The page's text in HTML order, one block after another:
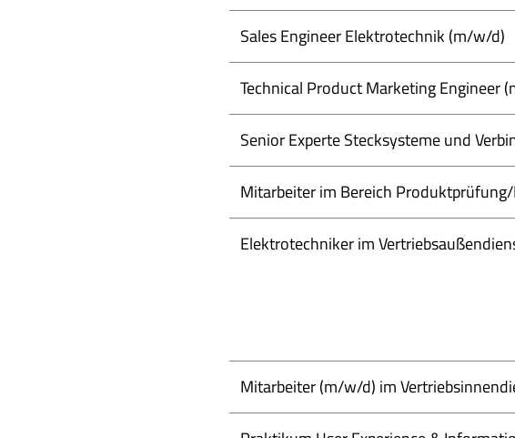
Sales Engineer Elektrotechnik (m/w/d)
Technical Product Marketing Engineer
Senior Experte Stecksysteme und
Mitarbeiter im Bereich
Elektrotechniker im
Mitarbeiter (m/w/d) im